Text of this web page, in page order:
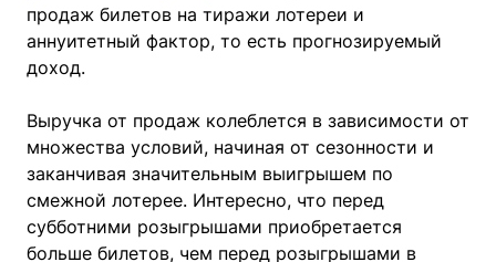
продаж билетов на тиражи лотереи и
аннуитетный фактор, то есть прогнозируемый
доход.
Выручка от продаж колеблется в зависимости от
множества условий, начиная от сезонности и
заканчивая значительным выигрышем по
смежной лотерее. Интересно, что перед
субботними розыгрышами приобретается
больше билетов, чем перед розыгрышами в